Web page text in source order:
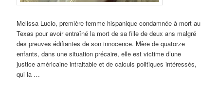
Melissa Lucio, première femme hispanique condamnée à mort au
Texas pour avoir entraîné la mort de sa fille de deux ans malgré
des preuves édifiantes de son innocence. Mère de quatorze
enfants, dans une situation précaire, elle est victime d’une
justice américaine intraitable et de calculs politiques intéressés,
qui la …